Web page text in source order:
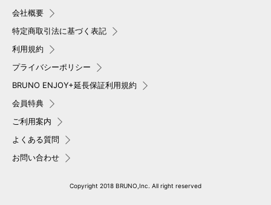
会社概要
特定商取引法に基づく表記
利用規約
プライバシーポリシー
BRUNO ENJOY+延長保証利用規約
会員特典
ご利用案内
よくある質問
お問い合わせ
Copyright 2018 BRUNO,Inc. All right reserved